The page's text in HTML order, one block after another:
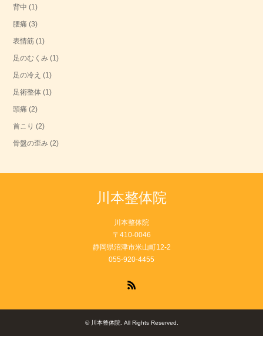
背中 (1)
腰痛 (3)
表情筋 (1)
足のむくみ (1)
足の冷え (1)
足術整体 (1)
頭痛 (2)
首こり (2)
骨盤の歪み (2)
川本整体院
川本整体院
〒410-0046
静岡県沼津市米山町12-2
055-920-4455
© 川本整体院. All Rights Reserved.